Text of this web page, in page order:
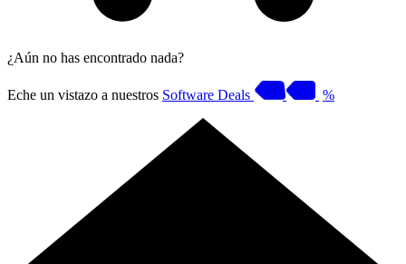
¿Aún no has encontrado nada?
Eche un vistazo a nuestros Software Deals %